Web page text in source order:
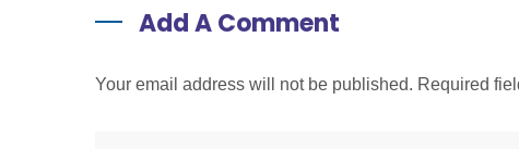
Add A Comment
Your email address will not be published. Required